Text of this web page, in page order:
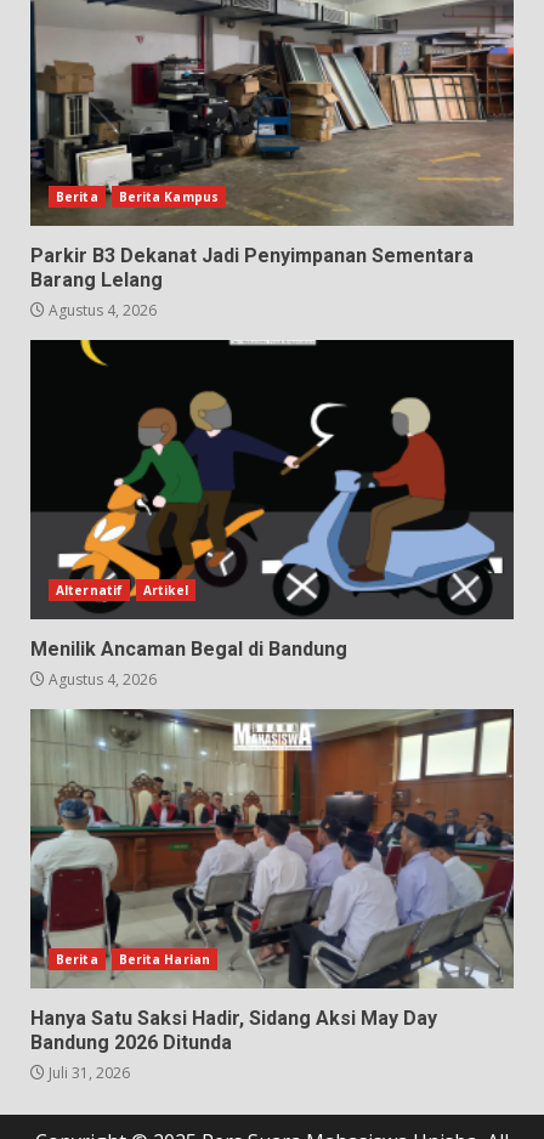
Berita Berita Kampus
Parkir B3 Dekanat Jadi Penyimpanan Sementara
Barang Lelang
Agustus 4, 2026
Alternatif Artikel
Menilik Ancaman Begal di Bandung
Agustus 4, 2026
Berita Berita Harian
Hanya Satu Saksi Hadir, Sidang Aksi May Day
Bandung 2026 Ditunda
Juli 31, 2026